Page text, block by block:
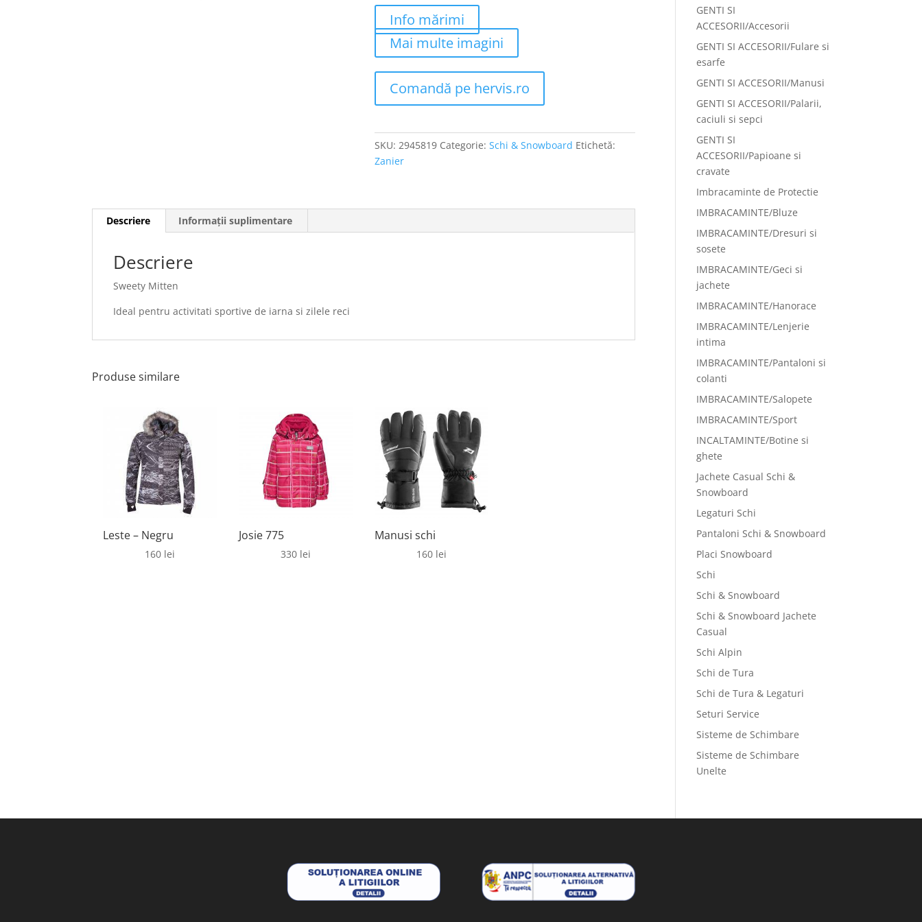
Info mărimi
Mai multe imagini
Comandă pe hervis.ro
SKU: 2945819 Categorie:Schi & Snowboard Etichetă:
Zanier
Descriere Informații suplimentare
Descriere
Sweety Mitten
Ideal pentru activitati sportive de iarna si zilele reci
Produse similare
Leste – Negru
160 lei
Josie 775
330 lei
Manusi schi
160 lei
GENTI SI
ACCESORII/Accesorii
GENTI SI ACCESORII/Fulare si
esarfe
GENTI SI ACCESORII/Manusi
GENTI SI ACCESORII/Palarii,
caciuli si sepci
GENTI SI
ACCESORII/Papioane si
cravate
Imbracaminte de Protectie
IMBRACAMINTE/Bluze
IMBRACAMINTE/Dresuri si
sosete
IMBRACAMINTE/Geci si
jachete
IMBRACAMINTE/Hanorace
IMBRACAMINTE/Lenjerie
intima
IMBRACAMINTE/Pantaloni si
colanti
IMBRACAMINTE/Salopete
IMBRACAMINTE/Sport
INCALTAMINTE/Botine si
ghete
Jachete Casual Schi &
Snowboard
Legaturi Schi
Pantaloni Schi & Snowboard
Placi Snowboard
Schi
Schi & Snowboard
Schi & Snowboard Jachete
Casual
Schi Alpin
Schi de Tura
Schi de Tura & Legaturi
Seturi Service
Sisteme de Schimbare
Sisteme de Schimbare
Unelte